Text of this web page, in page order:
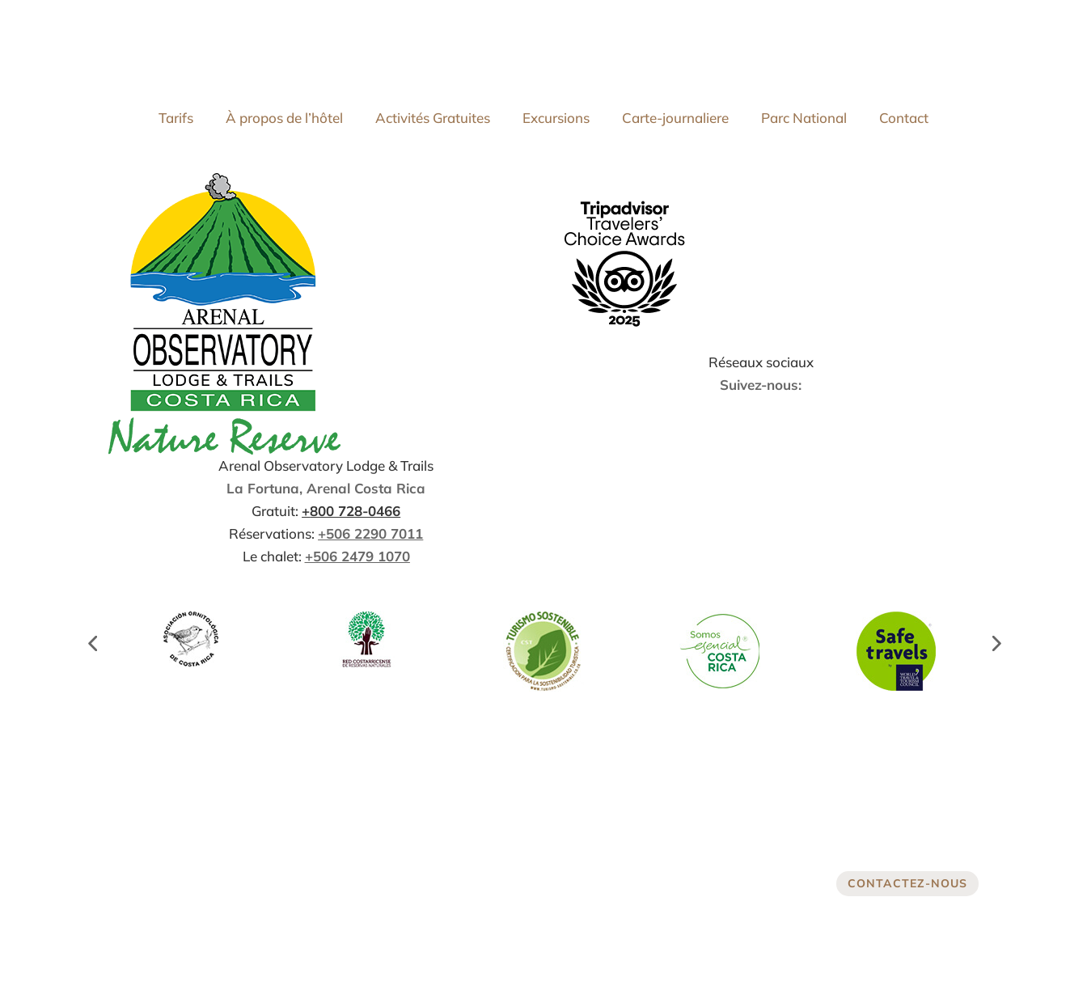
Tarifs À propos de l’hôtel Activités Gratuites Excursions Carte-journaliere Parc National Contact
Arenal Observatory Lodge & Trails
La Fortuna, Arenal Costa Rica
Gratuit: +800 728-0466
Réservations: +506 2290 7011
Le chalet: +506 2479 1070
Réseaux sociaux
Suivez-nous:
CONTACTEZ-NOUS